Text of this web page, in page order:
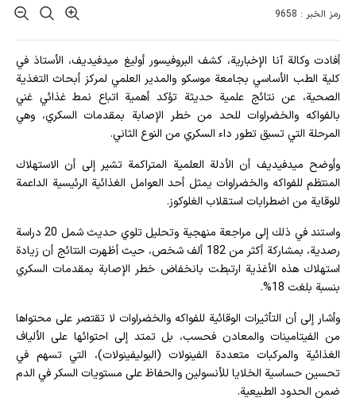
رمز الخبر : 9658
أفادت وکالة آنا الإخباریة، كشف البروفيسور أوليغ ميدفيديف، الأستاذ في
كلية الطب الأساسي بجامعة موسكو والمدير العلمي لمركز أبحاث التغذية
الصحية، عن نتائج علمية حديثة تؤكد أهمية اتباع نمط غذائي غني
بالفواكه والخضراوات للحد من خطر الإصابة بمقدمات السكري، وهي
المرحلة التي تسبق تطور داء السكري من النوع الثاني.
وأوضح ميدفيديف أن الأدلة العلمية المتراكمة تشير إلى أن الاستهلاك
المنتظم للفواكه والخضراوات يمثل أحد العوامل الغذائية الرئيسية الداعمة
للوقاية من اضطرابات استقلاب الغلوكوز.
واستند في ذلك إلى مراجعة منهجية وتحليل تلوي حديث شمل 20 دراسة
رصدية، بمشاركة أكثر من 182 ألف شخص، حيث أظهرت النتائج أن زيادة
استهلاك هذه الأغذية ارتبطت بانخفاض خطر الإصابة بمقدمات السكري
بنسبة بلغت 18%.
وأشار إلى أن التأثيرات الوقائية للفواكه والخضراوات لا تقتصر على محتواها
من الفيتامينات والمعادن فحسب، بل تمتد إلى احتوائها على الألياف
الغذائية والمركبات متعددة الفينولات (البوليفينولات)، التي تسهم في
تحسين حساسية الخلايا للأنسولين والحفاظ على مستويات السكر في الدم
ضمن الحدود الطبيعية.